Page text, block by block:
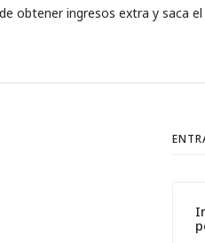
obtener ingresos extra y saca